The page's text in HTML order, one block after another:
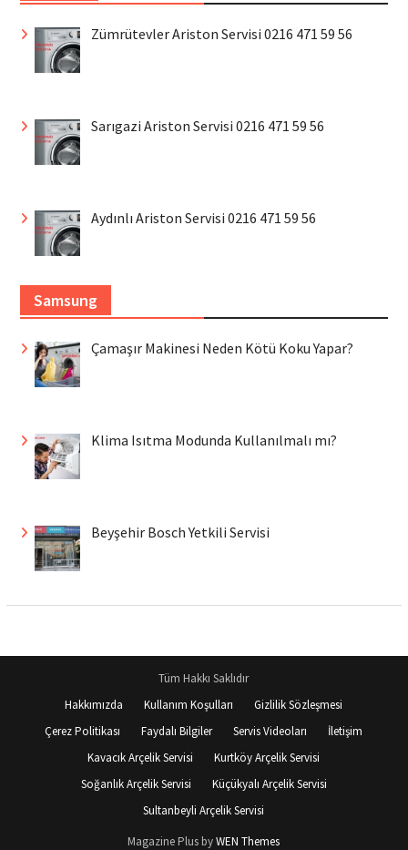
Zümrütevler Ariston Servisi 0216 471 59 56
Sarıgazi Ariston Servisi 0216 471 59 56
Aydınlı Ariston Servisi 0216 471 59 56
Samsung
Çamaşır Makinesi Neden Kötü Koku Yapar?
Klima Isıtma Modunda Kullanılmalı mı?
Beyşehir Bosch Yetkili Servisi
Tüm Hakkı Saklıdır
Hakkımızda
Kullanım Koşulları
Gizlilik Sözleşmesi
Çerez Politikası
Faydalı Bilgiler Servis Videoları
İletişim
Kavacık Arçelik Servisi
Kurtköy Arçelik Servisi
Soğanlık Arçelik Servisi
Küçükyalı Arçelik Servisi
Sultanbeyli Arçelik Servisi
Magazine Plus byWEN Themes